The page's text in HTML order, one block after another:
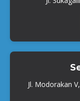
Jl. Modorakan